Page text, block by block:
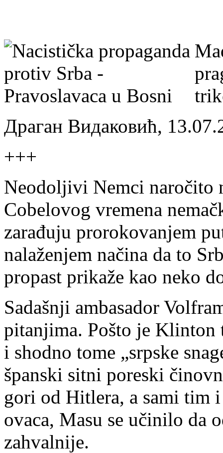
Драган Видаковић,
+++
Neodoljivi Nemci naročito
Cobelovog vremena
zarađuju prorokovanjem
nalaženjem načina da to
propast prikaže kao neko
Sadašnji ambasador
pitanjima. Pošto je
i shodno tome „srpske
španski sitni poreski
gori od Hitlera, a sami tim i
ovaca, Masu se učinilo da
zahvalnije.